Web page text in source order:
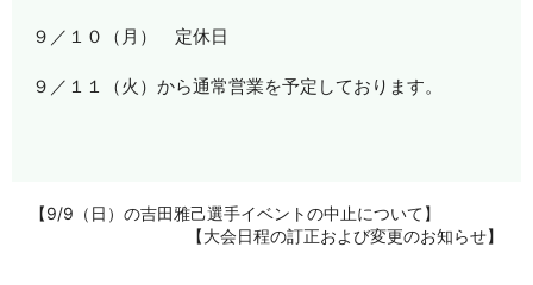
９／１０（月） 定休日
９／１１（火）から通常営業を予定しております。
【9/9（日）の吉田雅己選手イベントの中止について】
【大会日程の訂正および変更のお知らせ】